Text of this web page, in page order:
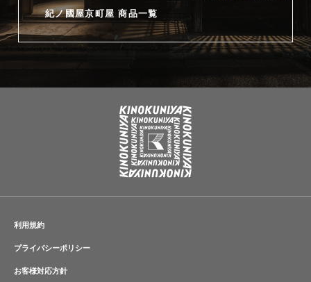
紀ノ國屋京町屋 商品一覧
利用規約
プライバシーポリシー
お客様対応方針